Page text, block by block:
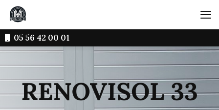
Aller
contenu
principal05 56 42 00 01